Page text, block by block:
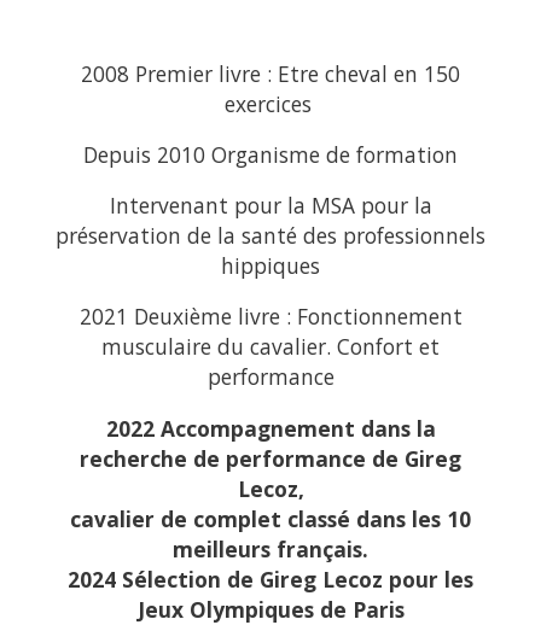
2008 Premier livre : Etre cheval en 150
exercices
Depuis 2010 Organisme de formation
Intervenant pour la MSA pour la
préservation de la santé des professionnels
hippiques
2021 Deuxième livre : Fonctionnement
musculaire du cavalier. Confort et
performance
2022 Accompagnement dans la
recherche de performance de Gireg
Lecoz,
cavalier de complet classé dans les 10
meilleurs français.
2024 Sélection de Gireg Lecoz pour les
Jeux Olympiques de Paris